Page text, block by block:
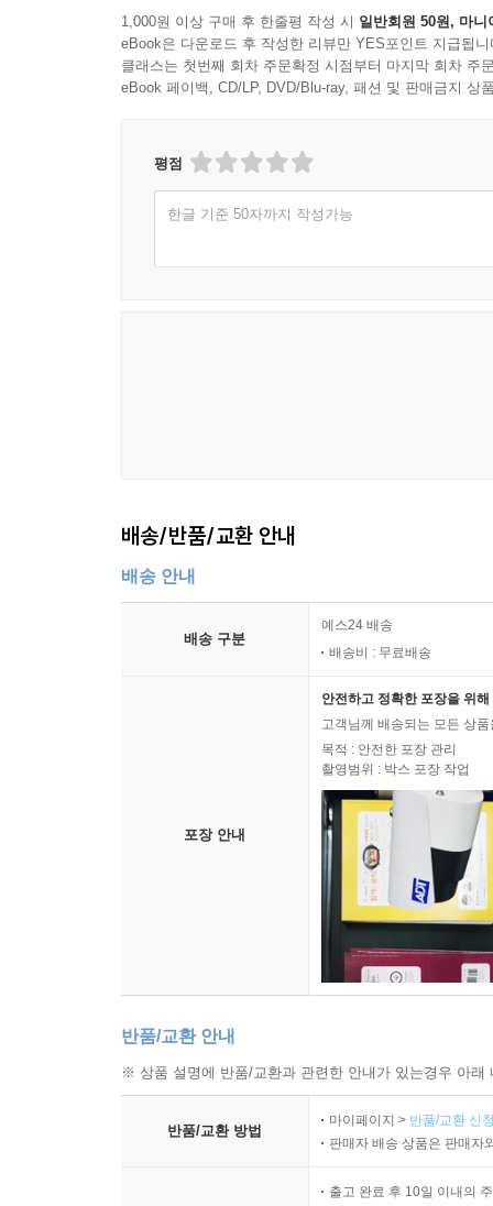
1,000원 이상 구매 후 한줄평 작성 시 일반회원 50원, 마니
eBook은 다운로드 후 작성한 리뷰만 YES포인트 지급됩니
클래스는 첫번째 회차 주문확정 시점부터 마지막 회차 주
eBook 페이백, CD/LP, DVD/Blu-ray, 패션 및 판매금지 상
평점
한글 기준 50자까지 작성가능
배송/반품/교환 안내
배송 안내
배송 구분
예스24 배송
배송비 : 무료배송
포장 안내
안전하고 정확한 포장을 위
고객님께 배송되는 모든 상
목적 : 안전한 포장 관리
촬영범위 : 박스 포장 작업
반품/교환 안내
※ 상품 설명에 반품/교환과 관련한 안내가 있는경우 아
반품/교환 방법
마이페이지 > 반품/교환 신
판매자 배송 상품은 판매자
출고 완료 후 10일 이내의